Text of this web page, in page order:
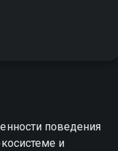
поведения
и